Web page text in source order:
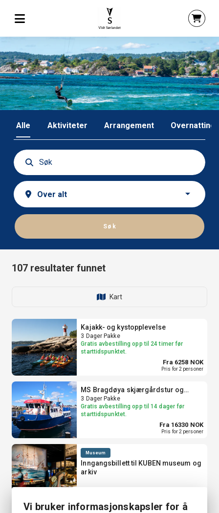
Alle Aktiviteter Arrangement Overnatting
Søk
107 resultater funnet
Kart
Kajakk- og kystopplevelse
3 Dager Pakke
Gratis avbestilling opp til 24 timer før
starttidspunktet.
Fra 6258 NOK
Pris for 2 personer
MS Bragdøya skjærgårdstur og
opphold på Dvergsøya
3 Dager Pakke
Gratis avbestilling opp til 14 dager før
starttidspunktet.
Fra 16330 NOK
Pris for 2 personer
Museum
Inngangsbillett til KUBEN museum og
arkiv
Vi bruker informasjonskapsler for å